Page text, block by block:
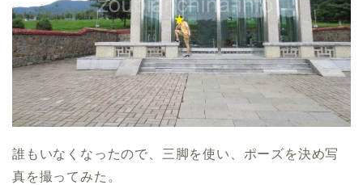
誰もいなくなったので、三脚を使い、ポーズを決め写
真を撮ってみた。